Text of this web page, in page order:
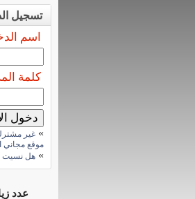
تسجيل
اسم
كلمة
» غير
موقع مجاني
» هل نسيت
عدد